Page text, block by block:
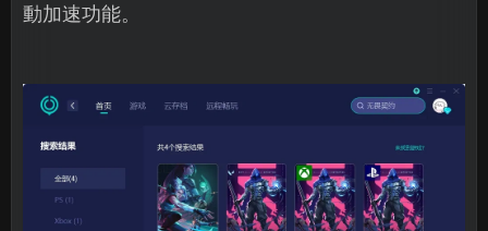
動加速功能。